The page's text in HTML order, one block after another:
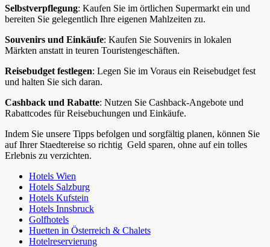
Selbstverpflegung: Kaufen Sie im örtlichen Supermarkt ein und
bereiten Sie gelegentlich Ihre eigenen Mahlzeiten zu.
Souvenirs und Einkäufe: Kaufen Sie Souvenirs in lokalen
Märkten anstatt in teuren Touristengeschäften.
Reisebudget festlegen: Legen Sie im Voraus ein Reisebudget fest
und halten Sie sich daran.
Cashback und Rabatte: Nutzen Sie Cashback-Angebote und
Rabattcodes für Reisebuchungen und Einkäufe.
Indem Sie unsere Tipps befolgen und sorgfältig planen, können Sie
auf Ihrer Staedtereise so richtig Geld sparen, ohne auf ein tolles
Erlebnis zu verzichten.
Hotels Wien
Hotels Salzburg
Hotels Kufstein
Hotels Innsbruck
Golfhotels
Huetten in Österreich & Chalets
Hotelreservierung